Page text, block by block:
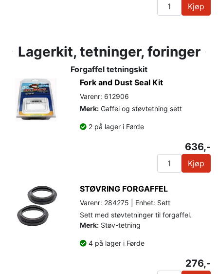
Kjøp
Lagerkit, tetninger, foringer
Forgaffel tetningskit
Fork and Dust Seal Kit
Varenr: 612906
Merk: Gaffel og støvtetning sett
2 på lager i Førde
636,-
Kjøp
STØVRING FORGAFFEL
Varenr: 284275 | Enhet: Sett
Sett med støvtetninger til forgaffel.
Merk: Støv-tetning
4 på lager i Førde
276,-